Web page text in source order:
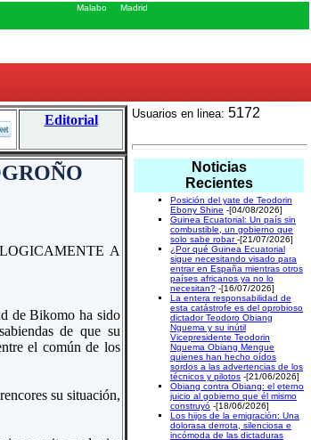
Malabo Madrid
Editorial
A
de Bikomo ha sido
de que su
el común de los
su situación,
Usuarios en linea: 5172
Noticias
Recientes
Posición del yate de Teodorin
Ebony Shine -[04/08/2026]
Guinea Ecuatorial: Un país sin
combustible, un gobierno que
solo sabe robar-[21/07/2026]
¿Por qué Guinea Ecuatorial
sigue necesitando visado para
entrar en España mientras otros
países africanos ya no lo
necesitan? -[16/07/2026]
La entera responsabilidad de
esta catástrofe es del oprobioso
dictador Teodoro Obiang
Nguema y su inútil
Vicepresidente Teodorin
Nguema Obiang Mengue
quienes han hecho oídos
sordos a las advertencias de los
técnicos y pilotos -[21/06/2026]
Obiang contra Obiang: el eterno
juicio al gobierno que él mismo
construyó -[18/06/2026]
Los hijos de la emigración: Una
dolorasa derrota, silenciosa e
incómoda de las dictaduras